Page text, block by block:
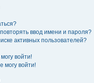
ввод имени и пароля?
активных пользователей?
войти!
могу войти!